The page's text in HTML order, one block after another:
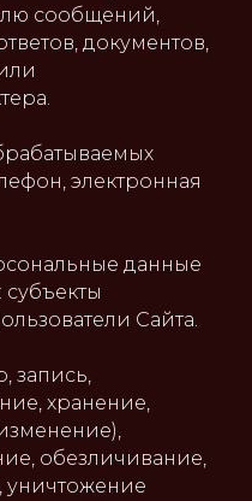
сообщений,
документов,
электронная
данные
Сайта.
запись,
хранение,
обезличивание,
уничтожение